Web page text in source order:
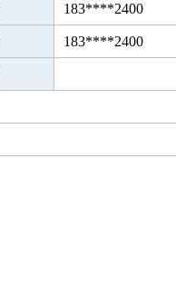
183****2400
183****2400